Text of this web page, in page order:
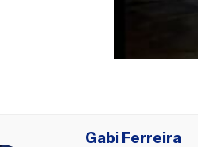
Gabi Ferreira